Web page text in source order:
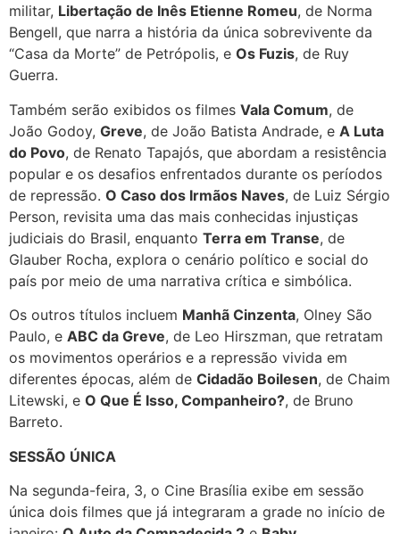
militar, Libertação de Inês Etienne Romeu, de Norma
Bengell, que narra a história da única sobrevivente da
“Casa da Morte” de Petrópolis, e Os Fuzis, de Ruy
Guerra.
Também serão exibidos os filmes Vala Comum, de
João Godoy, Greve, de João Batista Andrade, e A Luta
do Povo, de Renato Tapajós, que abordam a resistência
popular e os desafios enfrentados durante os períodos
de repressão. O Caso dos Irmãos Naves, de Luiz Sérgio
Person, revisita uma das mais conhecidas injustiças
judiciais do Brasil, enquanto Terra em Transe, de
Glauber Rocha, explora o cenário político e social do
país por meio de uma narrativa crítica e simbólica.
Os outros títulos incluem Manhã Cinzenta, Olney São
Paulo, e ABC da Greve, de Leo Hirszman, que retratam
os movimentos operários e a repressão vivida em
diferentes épocas, além de Cidadão Boilesen, de Chaim
Litewski, e O Que É Isso, Companheiro?, de Bruno
Barreto.
SESSÃO ÚNICA
Na segunda-feira, 3, o Cine Brasília exibe em sessão
única dois filmes que já integraram a grade no início de